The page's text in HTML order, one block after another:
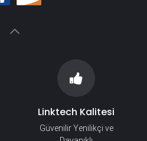
Linktech Kalitesi
Güvenilir Yenilikçi ve